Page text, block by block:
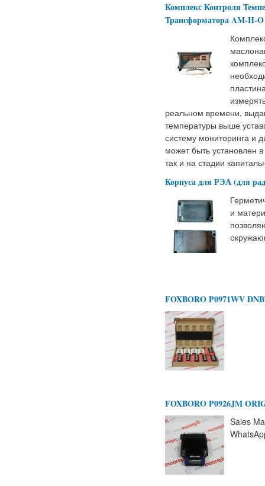
Комплекс Контроля
Трансформатора AM-H-O
реальном времени,
температуры выше
систему мониторинга и
может быть установлен
так и на стадии
Корпуса для РЭА (для
и
FOXBORO P0971WV
FOXBORO P0926JM
Sales